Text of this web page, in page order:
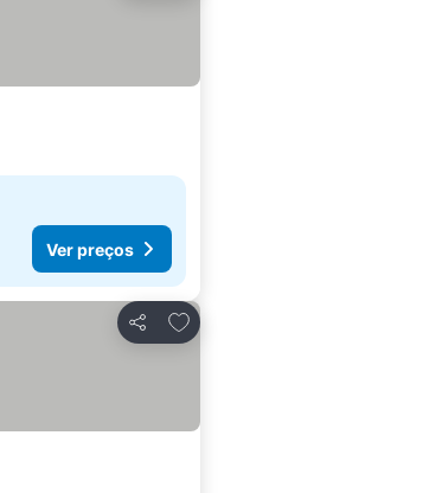
Ver preços
Partilhar
Adicionar aos favoritos